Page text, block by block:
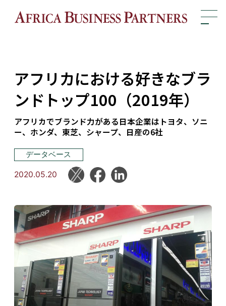
アフリカにおける好きなブラ
ンドトップ100（2019年）
アフリカでブランド力がある日本企業はトヨタ、ソニ
ー、ホンダ、東芝、シャープ、日産の6社
データベース
2020.05.20